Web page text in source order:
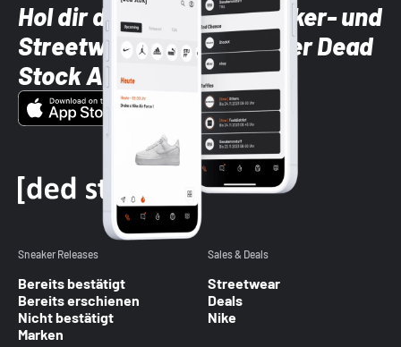
Hol dir die neuesten Sneaker- und
Streetwear-Brands mit der Dead
Stock App
Sneaker Releases
Bereits bestätigt
Bereits erschienen
Nicht bestätigt
Marken
Sales & Deals
Streetwear
Deals
Nike